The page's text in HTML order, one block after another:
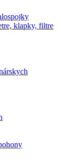
klapky, filtre